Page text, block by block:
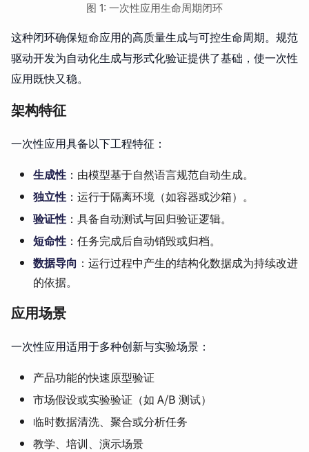
图 1: 一次性应用生命周期闭环
这种闭环确保短命应用的高质量生成与可控生命周期。规范
驱动开发为自动化生成与形式化验证提供了基础，使一次性
应用既快又稳。
架构特征
一次性应用具备以下工程特征：
生成性 ：由模型基于自然语言规范自动生成。
独立性 ：运行于隔离环境（如容器或沙箱）。
验证性 ：具备自动测试与回归验证逻辑。
短命性 ：任务完成后自动销毁或归档。
数据导向 ：运行过程中产生的结构化数据成为持续改进
的依据。
应用场景
一次性应用适用于多种创新与实验场景：
产品功能的快速原型验证
市场假设或实验验证（如 A/B 测试）
临时数据清洗、聚合或分析任务
教学、培训、演示场景